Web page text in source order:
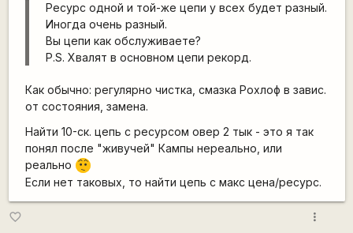
Ресурс одной и той-же цепи у всех будет разный.
Иногда очень разный.
Вы цепи как обслуживаете?
P.S. Хвалят в основном цепи рекорд.
Как обычно: регулярно чистка, смазка Рохлоф в завис.
от состояния, замена.
Найти 10-ск. цепь с ресурсом овер 2 тык - это я так
понял после "живучей" Кампы нереально, или
реально :-/
Если нет таковых, то найти цепь с макс цена/ресурс.
favorite_border more_vert